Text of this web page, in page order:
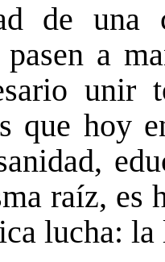
de una
a
unir
que hoy
raíz, es
lucha: la